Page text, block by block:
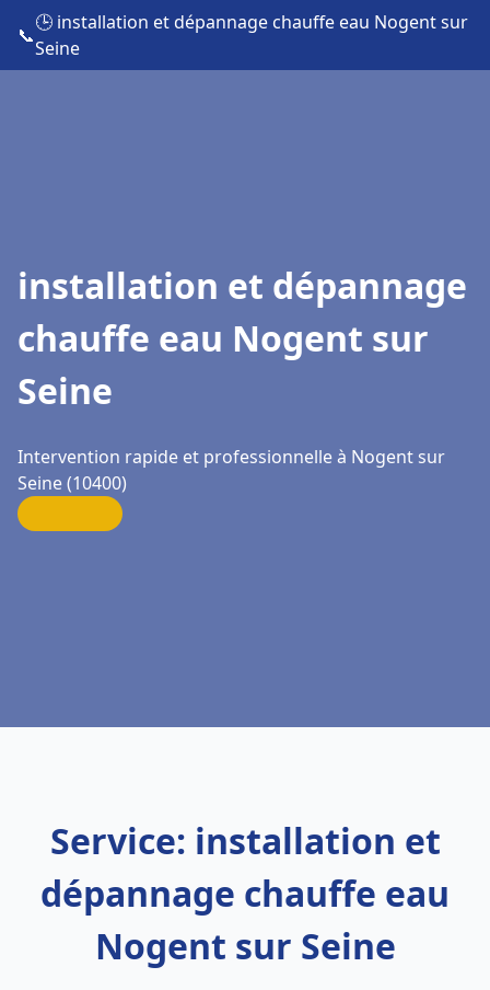
📞
🕒 installation et dépannage chauffe eau Nogent sur
Seine
installation et dépannage
chauffe eau Nogent sur
Seine
Intervention rapide et professionnelle à Nogent sur
Seine (10400)
Service: installation et
dépannage chauffe eau
Nogent sur Seine